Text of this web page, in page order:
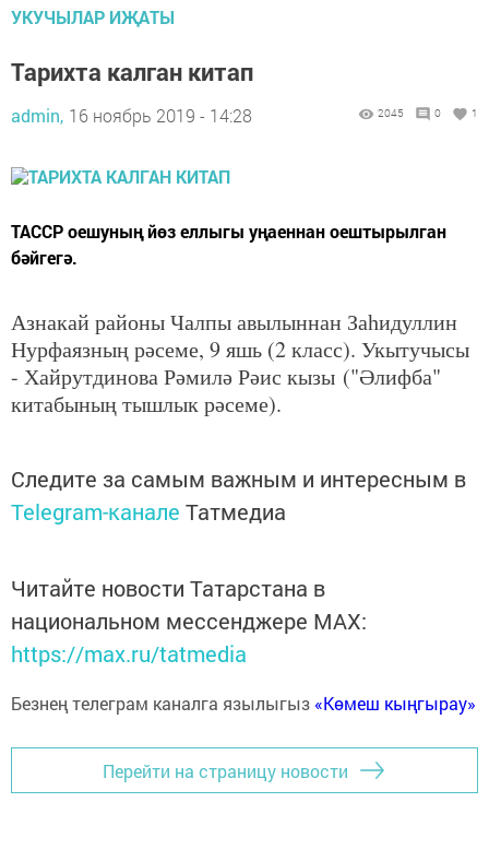
УКУЧЫЛАР ИҖАТЫ
Тарихта калган китап
admin, 16 ноябрь 2019 - 14:28 2045 0 1
ТАССР оешуның йөз еллыгы уңаеннан оештырылган
бәйгегә.
Азнакай районы Чалпы авылыннан Заһидуллин
Нурфаязның рәсеме, 9 яшь (2 класс). Укытучысы
- Хайрутдинова Рәмилә Рәис кызы ("Әлифба"
китабының тышлык рәсеме).
Следите за самым важным и интересным в
Telegram-канале Татмедиа
Читайте новости Татарстана в
национальном мессенджере MАХ:
https://max.ru/tatmedia
Безнең телеграм каналга язылыгыз «Көмеш кыңгырау»
Перейти на страницу новости